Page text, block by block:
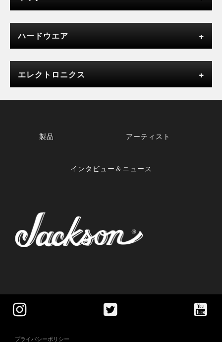
ハードウエア
エレクトロニクス
製品 アーティスト
インタビュー＆ニュース
プライバシーポリシー